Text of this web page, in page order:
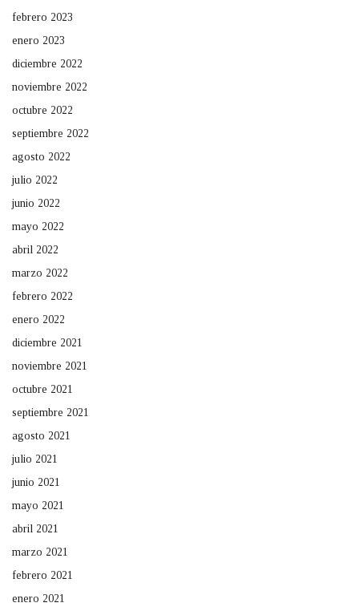
febrero 2023
enero 2023
diciembre 2022
noviembre 2022
octubre 2022
septiembre 2022
agosto 2022
julio 2022
junio 2022
mayo 2022
abril 2022
marzo 2022
febrero 2022
enero 2022
diciembre 2021
noviembre 2021
octubre 2021
septiembre 2021
agosto 2021
julio 2021
junio 2021
mayo 2021
abril 2021
marzo 2021
febrero 2021
enero 2021